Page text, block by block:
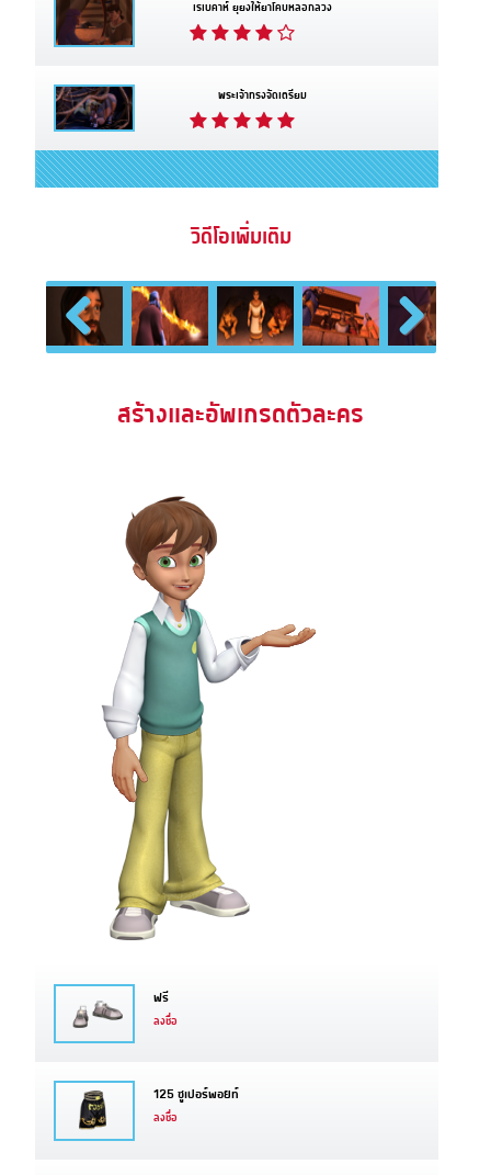
เรเบคาห์ ยุยงให้ยาโคบหลอกลวง
พระเจ้าทรงจัดเตรียม
วิดีโอเพิ่มเติม
Previous Next
สร้างและอัพเกรดตัวละคร
ฟรี
ลงชื่อ
125 ซูเปอร์พอยท์
ลงชื่อ